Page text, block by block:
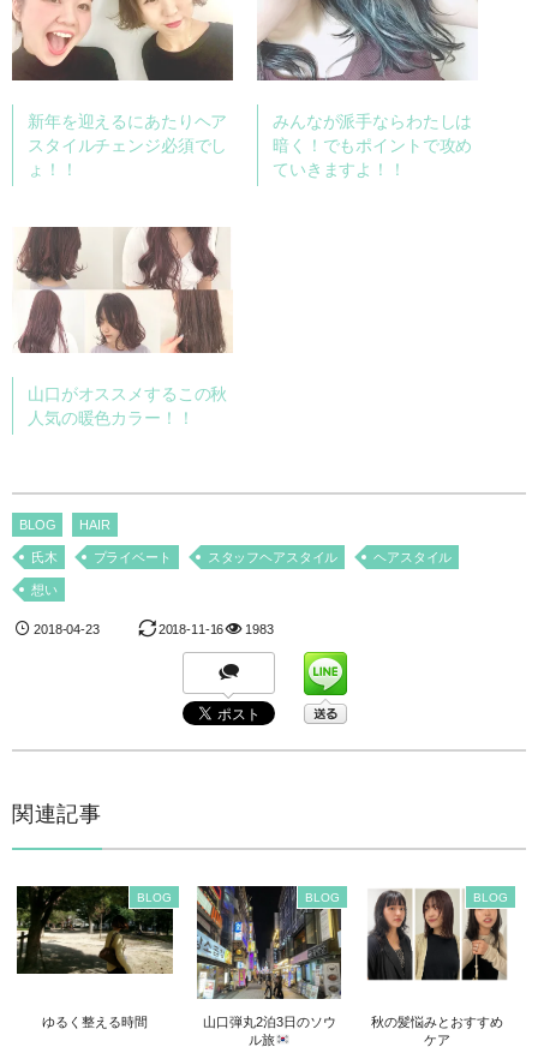
新年を迎えるにあたりヘア
スタイルチェンジ必須でし
ょ！！
みんなが派手ならわたしは
暗く！でもポイントで攻め
ていきますよ！！
山口がオススメするこの秋
人気の暖色カラー！！
BLOG HAIR
氏木 プライベート スタッフヘアスタイル ヘアスタイル
想い
2018-04-23 2018-11-16 1983
関連記事
BLOG
ゆるく整える時間
BLOG
山口弾丸2泊3日のソウ
ル旅
BLOG
秋の髪悩みとおすすめ
ケア